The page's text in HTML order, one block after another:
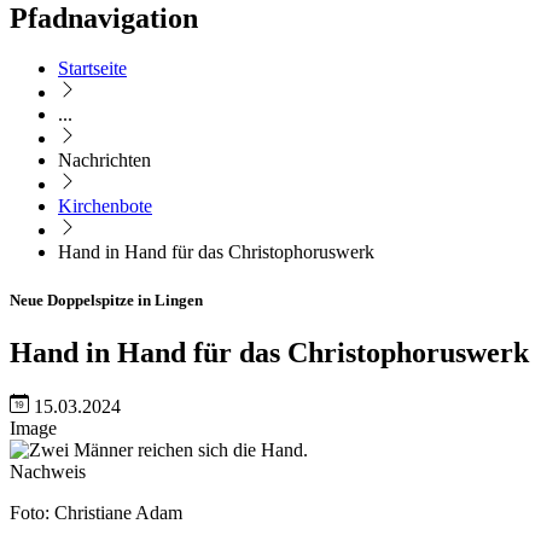
Pfadnavigation
Startseite
...
Nachrichten
Kirchenbote
Hand in Hand für das Christophoruswerk
Neue Doppelspitze in Lingen
Hand in Hand für das Christophoruswerk
15.03.2024
Image
Nachweis
Foto: Christiane Adam